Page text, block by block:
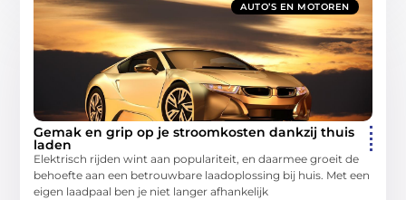
AUTO’S EN MOTOREN
Gemak en grip op je stroomkosten dankzij thuis
laden
Elektrisch rijden wint aan populariteit, en daarmee groeit de
behoefte aan een betrouwbare laadoplossing bij huis. Met een
eigen laadpaal ben je niet langer afhankelijk